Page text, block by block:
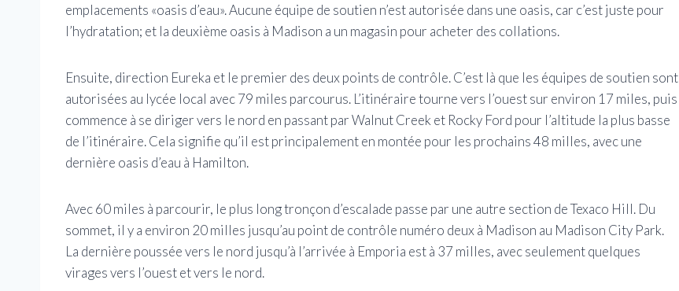
emplacements «oasis d’eau». Aucune équipe de soutien n’est autorisée dans une oasis, car c’est juste pour
l’hydratation; et la deuxième oasis à Madison a un magasin pour acheter des collations.
Ensuite, direction Eureka et le premier des deux points de contrôle. C’est là que les équipes de soutien sont
autorisées au lycée local avec 79 miles parcourus. L’itinéraire tourne vers l’ouest sur environ 17 miles, puis
commence à se diriger vers le nord en passant par Walnut Creek et Rocky Ford pour l’altitude la plus basse
de l’itinéraire. Cela signifie qu’il est principalement en montée pour les prochains 48 milles, avec une
dernière oasis d’eau à Hamilton.
Avec 60 miles à parcourir, le plus long tronçon d’escalade passe par une autre section de Texaco Hill. Du
sommet, il y a environ 20 milles jusqu’au point de contrôle numéro deux à Madison au Madison City Park.
La dernière poussée vers le nord jusqu’à l’arrivée à Emporia est à 37 milles, avec seulement quelques
virages vers l’ouest et vers le nord.